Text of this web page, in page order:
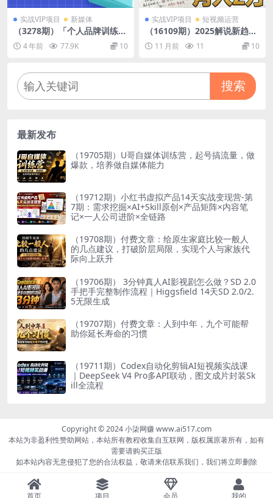
实战VIP项目 新媒体
（3278期）「个人品牌训练
营」个体崛起的时代，为你打
造从0到1变现系统（12节视频
4 年前 77.9K 10
实战VIP项目 短视频运营
（16109期）2025解说新趋
势，中视频规则+账号定位+爆
款文案+剪辑技巧，月入2万+
11 月前 11 10
搜索
最新发布
（19705期）U哥自媒体训练营，起号搞流量，做
爆款，培养做自媒体能力
（19712期）小红书虚拟产品14天实战变现营-第
7期：需求挖掘×AI+Skill原创×产品矩阵×内容笔
记×一人公司进阶×全链路
（19708期）付费文章：给原生家庭比较一般人
的几点建议，打破阶层局限，实现个人与家族代
际向上跃升
（19706期） 3分钟真人AI影视剧怎么做？SD 2.0
手把手完整制作流程｜Higgsfield 14天SD 2.0/2.
5无限生成
（19707期）付费文章：人到中年，九个可能帮
助你延长寿命的习惯
（19711期）Codex自动化剪辑AI短视频实战课
｜DeepSeek V4 Pro多API联动，图文成片封装Sk
ill全流程
Copyright © 2024 小柒网赚 www.ai517.com
本站为非盈利性赞助网站，本站所有教程收集自互联网，版权属原著所有，如有
需要请购买正版
如本站内容无意侵犯了您的合法权益，敬请来信联系我们，我们将立即删除
首页 项目 会员 我的